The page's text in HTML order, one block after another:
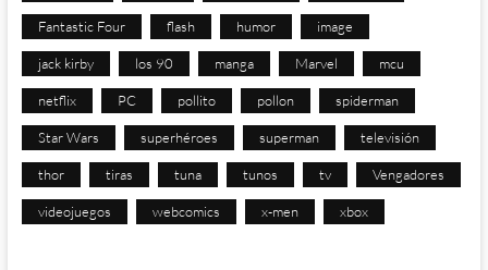
Fantastic Four flash humor image
jack kirby los 90 manga Marvel mcu
netflix PC pollito pollon spiderman
Star Wars superhéroes superman televisión
thor tiras tuna tunos tv Vengadores
videojuegos webcomics x-men xbox